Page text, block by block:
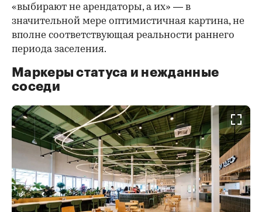
«выбирают не арендаторы, а их» — в
значительной мере оптимистичная картина, не
вполне соответствующая реальности раннего
периода заселения.
Маркеры статуса и нежданные
соседи